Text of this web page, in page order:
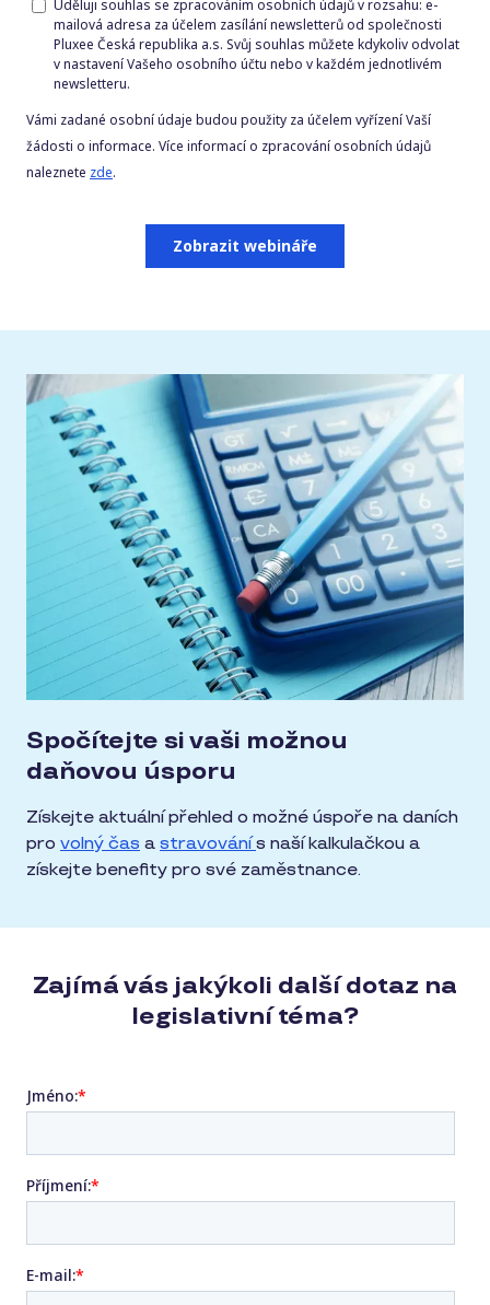
Spočítejte si vaši možnou
daňovou úsporu
Získejte aktuální přehled o možné úspoře na daních
pro volný čas a stravovánís naší kalkulačkou a
získejte benefity pro své zaměstnance.
Zajímá vás jakýkoli další dotaz na
legislativní téma?